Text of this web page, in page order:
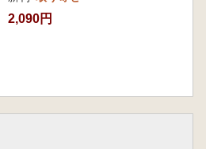
衆仏教の展開
井上一稔(同志社大
2,090円